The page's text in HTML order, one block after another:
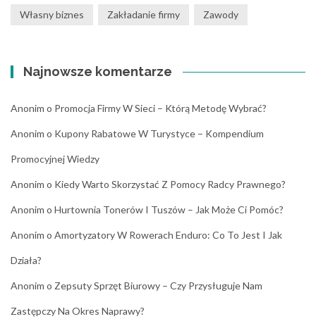
Własny biznes Zakładanie firmy Zawody
Najnowsze komentarze
Anonim o Promocja Firmy W Sieci – Którą Metodę Wybrać?
Anonim o Kupony Rabatowe W Turystyce – Kompendium
Promocyjnej Wiedzy
Anonim o Kiedy Warto Skorzystać Z Pomocy Radcy Prawnego?
Anonim o Hurtownia Tonerów I Tuszów – Jak Może Ci Pomóc?
Anonim o Amortyzatory W Rowerach Enduro: Co To Jest I Jak
Działa?
Anonim o Zepsuty Sprzęt Biurowy – Czy Przysługuje Nam
Zastępczy Na Okres Naprawy?